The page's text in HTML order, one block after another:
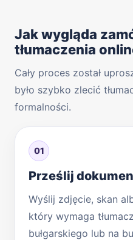
Jak wygląda
tłumaczenia
Cały proces został
było szybko zlecić
formalności.
01
Prześlij
Wyślij zdjęcie, skan
który wymaga
bułgarskiego lub na